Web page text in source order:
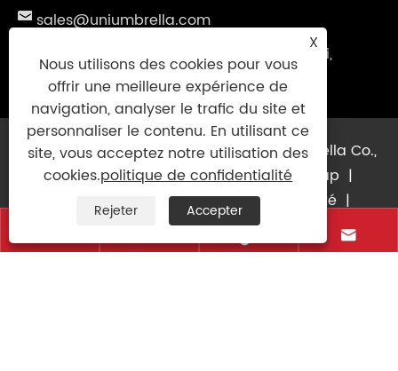
sales@uniumbrella.com
Zone industrielle de Yaoqian, ville d'Anhai,
ville de Jinjiang, Fujian. Chine
Copyright © 2021 Jinjiang Fengyuan Umbrella Co.,
Ltd. Tous droits réservésLinks|Sitemap |
XML | politique de confidentialité |

X
Nous utilisons des cookies pour vous
offrir une meilleure expérience de
navigation, analyser le trafic du site et
personnaliser le contenu. En utilisant ce
site, vous acceptez notre utilisation des
cookies.politique de confidentialité
Rejeter Accepter